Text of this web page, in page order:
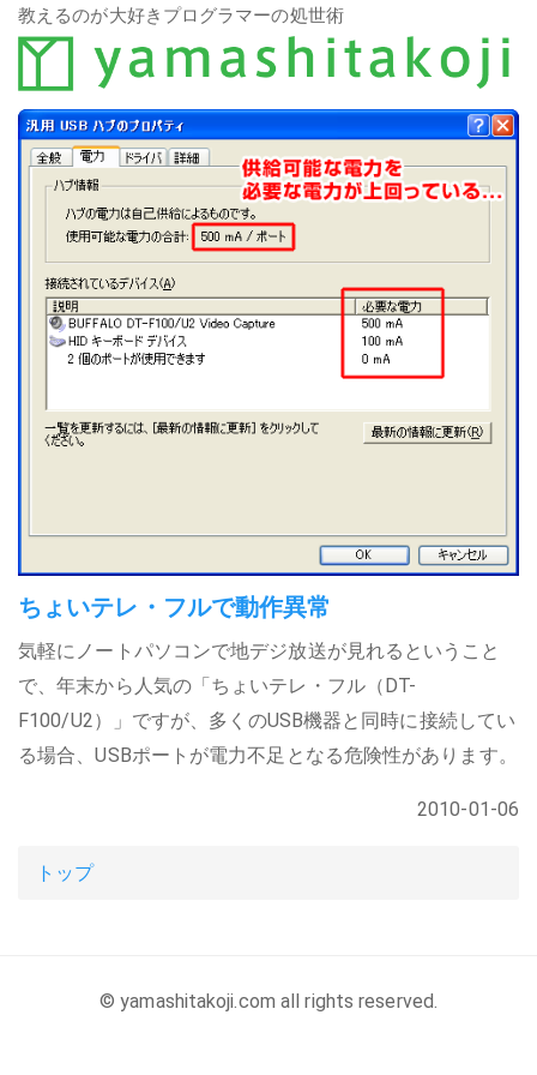
教えるのが大好きプログラマーの処世術
ちょいテレ・フルで動作異常
気軽にノートパソコンで地デジ放送が見れるということ
で、年末から人気の「ちょいテレ・フル（DT-
F100/U2）」ですが、多くのUSB機器と同時に接続してい
る場合、USBポートが電力不足となる危険性があります。
2010-01-06
トップ
© yamashitakoji.com all rights reserved.